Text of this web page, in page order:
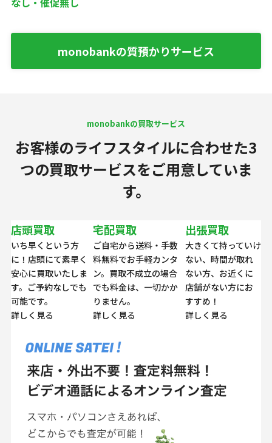
monobankの質預かりサービス
monobankの買取サービス
お客様のライフスタイルに合わせた3
つの買取サービスをご用意していま
す。
店頭買取
いち早くという方
に！店頭にて素早く
安心に買取いたしま
す。ご予約なしでも
可能です。
詳しく見る
宅配買取
ご自宅から送料・手数
料無料でお手軽カンタ
ン。買取不成立の場合
でも料金は、一切かか
りません。
詳しく見る
出張買取
大きくて持っていけ
ない、時間が取れ
ない方、お近くに
店舗がない方にお
すすめ！
詳しく見る